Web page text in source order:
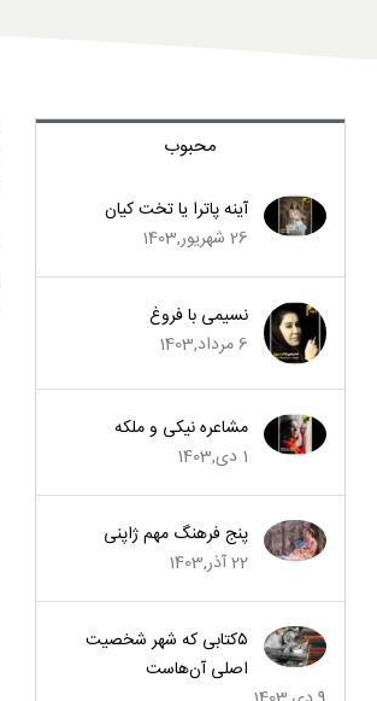
محبوب
آینه پاترا یا تخت کیان
26 شهریور,1403
نسیمی با فروغ
6 مرداد,1403
مشاعره نیکی و ملکه
1 دی,1403
پنج فرهنگ مهم ژاپنی
22 آذر,1403
۵کتابی که شهر شخصیت
اصلی آن‌هاست